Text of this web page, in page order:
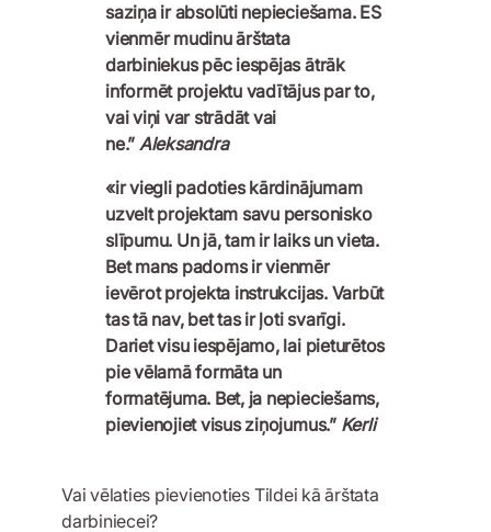
saziņa ir absolūti nepieciešama. ES
vienmēr mudinu ārštata
darbiniekus pēc iespējas ātrāk
informēt projektu vadītājus par to,
vai viņi var strādāt vai
ne.” Aleksandra
«ir viegli padoties kārdinājumam
uzvelt projektam savu personisko
slīpumu. Un jā, tam ir laiks un vieta.
Bet mans padoms ir vienmēr
ievērot projekta instrukcijas. Varbūt
tas tā nav, bet tas ir ļoti svarīgi.
Dariet visu iespējamo, lai pieturētos
pie vēlamā formāta un
formatējuma. Bet, ja nepieciešams,
pievienojiet visus ziņojumus.” Kerli
Vai vēlaties pievienoties Tildei kā ārštata
darbiniecei?